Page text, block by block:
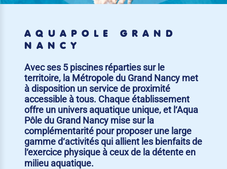
AQUAPÔLE GRAND
NANCY
Avec ses 5 piscines réparties sur le
territoire, la Métropole du Grand Nancy met
à disposition un service de proximité
accessible à tous. Chaque établissement
offre un univers aquatique unique, et l‘Aqua
Pôle du Grand Nancy mise sur la
complémentarité pour proposer une large
gamme d‘activités qui allient les bienfaits de
l‘exercice physique à ceux de la détente en
milieu aquatique.